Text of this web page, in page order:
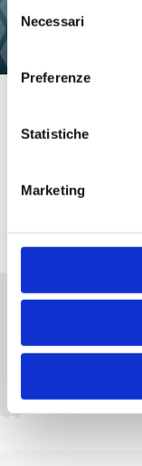
delNecessari
Preferenze
Statistiche
Marketing